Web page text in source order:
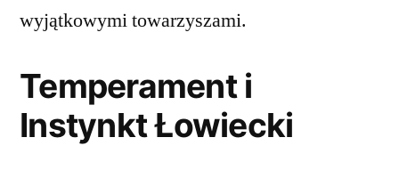
wyjątkowymi towarzyszami.
Temperament i
Instynkt Łowiecki